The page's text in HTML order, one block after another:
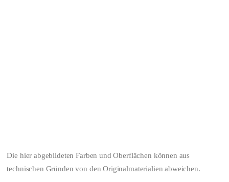
Die hier abgebildeten Farben und Oberflächen können aus
technischen Gründen von den Originalmaterialien abweichen.